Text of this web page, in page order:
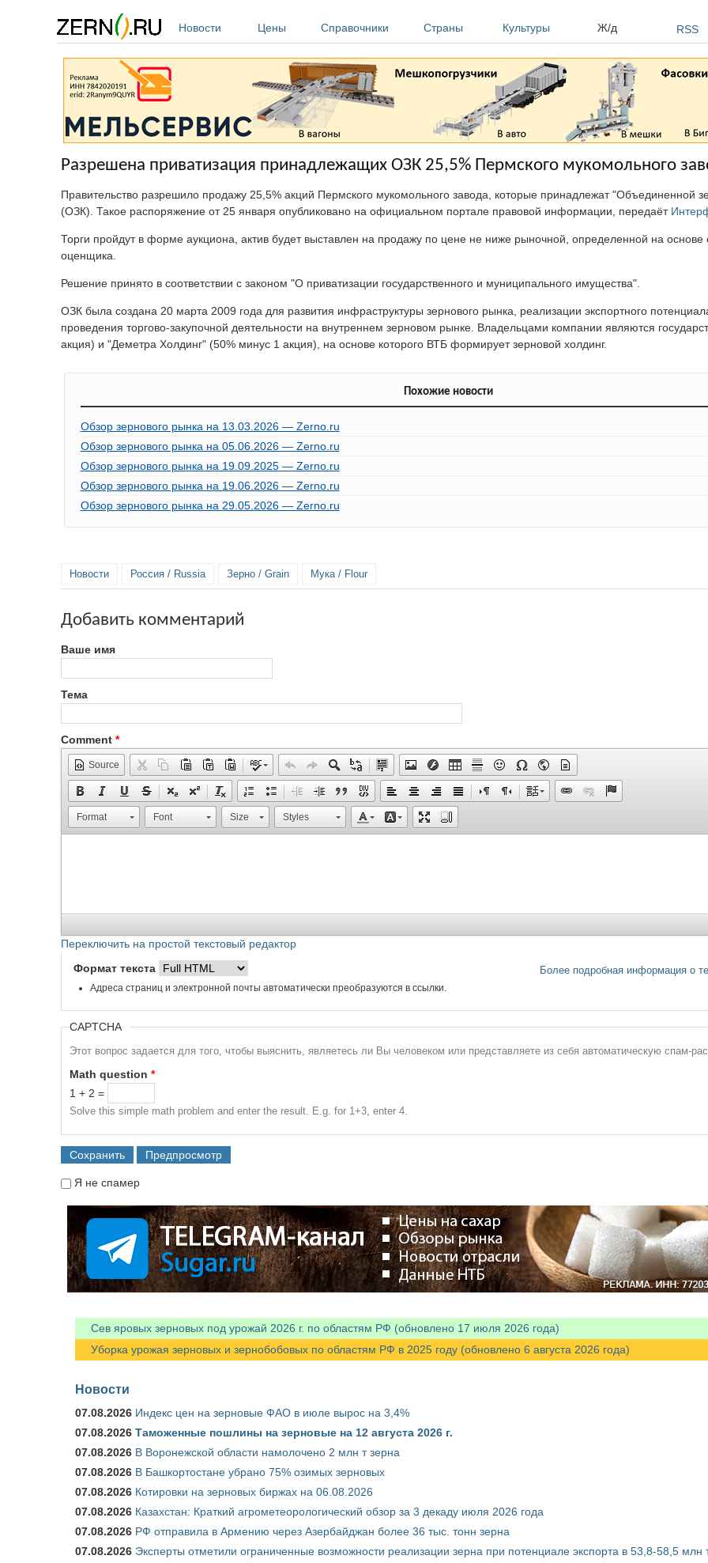
Новости
Цены Справочники Страны Культуры Ж/д RSS
Разрешена приватизация принадлежащих ОЗК 25,5% Пермского мукомольного
Правительство разрешило продажу 25,5% акций Пермского мукомольного завода, которые принадлежат "Объединенной
(ОЗК). Такое распоряжение от 25 января опубликовано на официальном портале правовой информации, передаёт
Торги пройдут в форме аукциона, актив будет выставлен на продажу по цене не ниже рыночной, определенной на основе
оценщика.
Решение принято в соответствии с законом "О приватизации государственного и муниципального имущества".
ОЗК была создана 20 марта 2009 года для развития инфраструктуры зернового рынка, реализации экспортного
проведения торгово-закупочной деятельности на внутреннем зерновом рынке. Владельцами компании являются
акция) и "Деметра Холдинг" (50% минус 1 акция), на основе которого ВТБ формирует зерновой холдинг.
Похожие новости
Обзор зернового рынка на 13.03.2026 — Zerno.ru
Обзор зернового рынка на 05.06.2026 — Zerno.ru
Обзор зернового рынка на 19.09.2025 — Zerno.ru
Обзор зернового рынка на 19.06.2026 — Zerno.ru
Обзор зернового рынка на 29.05.2026 — Zerno.ru
Новости Россия / Russia Зерно / Grain Мука / Flour
Добавить комментарий
Ваше имя
Тема
Comment *
Source
Format Font Size Styles
Переключить на простой текстовый редактор
Более подробная информация о
Формат текста
Адреса страниц и электронной почты автоматически преобразуются в ссылки.
CAPTCHA
Этот вопрос задается для того, чтобы выяснить, являетесь ли Вы человеком или представляете из себя автоматическую спам-
Math question *
1 + 2 =
Solve this simple math problem and enter the result. E.g. for 1+3, enter 4.
Я не спамер
Сев яровых зерновых под урожай 2026 г. по областям РФ (обновлено 17 июля 2026 года)
Уборка урожая зерновых и зернобобовых по областям РФ в 2025 году (обновлено 6 августа 2026 года)
Новости
07.08.2026 Индекс цен на зерновые ФАО в июле вырос на 3,4%
07.08.2026 Таможенные пошлины на зерновые на 12 августа 2026 г.
07.08.2026 В Воронежской области намолочено 2 млн т зерна
07.08.2026 В Башкортостане убрано 75% озимых зерновых
07.08.2026 Котировки на зерновых биржах на 06.08.2026
07.08.2026 Казахстан: Краткий агрометеорологический обзор за 3 декаду июля 2026 года
07.08.2026 РФ отправила в Армению через Азербайджан более 36 тыс. тонн зерна
07.08.2026 Эксперты отметили ограниченные возможности реализации зерна при потенциале экспорта в 53,8-58,5 млн